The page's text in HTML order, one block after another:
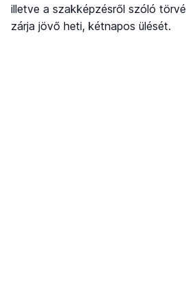
illetve a szakképzésről szóló
zárja jövő heti, kétnapos ülését.